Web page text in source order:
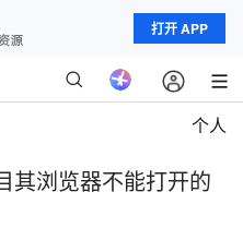
打开 APP
个人
其浏览器不能打开的